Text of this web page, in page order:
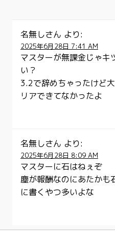
名無しさん より:
2025年6月28日 7:41 AM
マスターが無課金じゃキ
い？
3.2で辞めちゃったけど
リアできてなかったよ
名無しさん より:
2025年6月28日 8:09 AM
マスターに石はねぇぞ
塵が報酬なのにあたかも
に書くやつ多いよな